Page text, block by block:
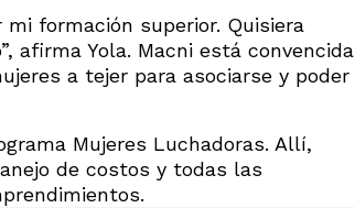
formación superior. Quisiera
afirma Yola. Macni está convencida
a tejer para asociarse y poder
Mujeres Luchadoras. Allí,
de costos y todas las